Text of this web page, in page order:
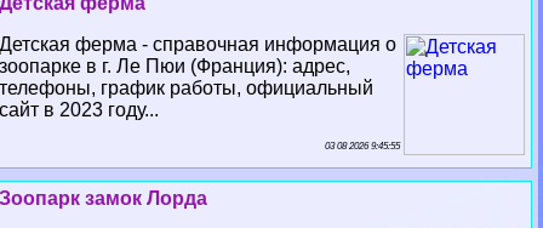
Детская ферма - справочная информация о
зоопарке в г. Ле Пюи (Франция): адрес,
телефоны, график работы, официальный
сайт в 2023 году...
03 08 2026 9:45:55
Зоопарк замок Лорда